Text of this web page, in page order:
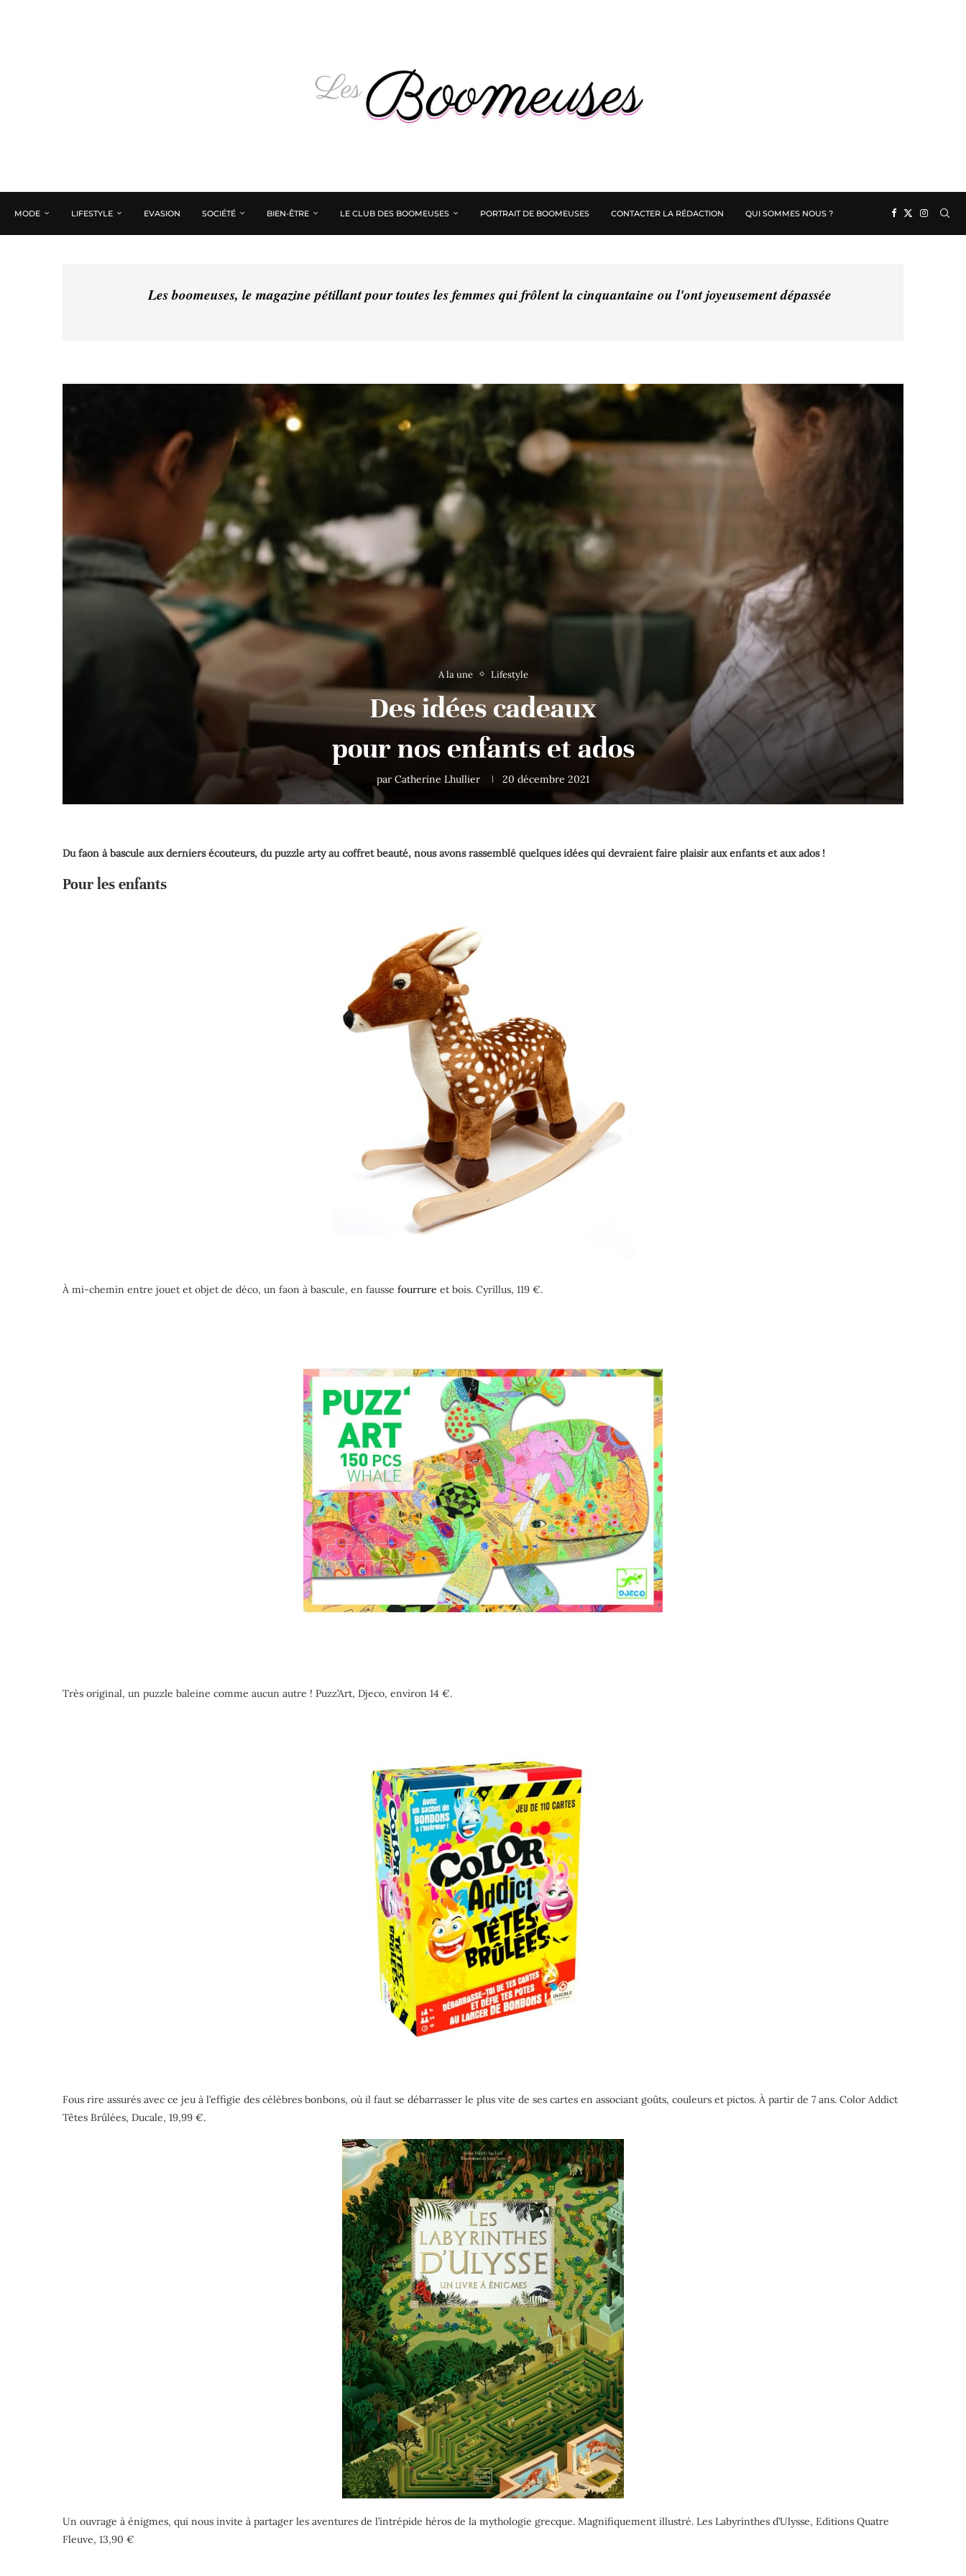
MODE LIFESTYLE EVASION SOCIÉTÉ BIEN-ÊTRE LE CLUB DES BOOMEUSES PORTRAIT DE BOOMEUSES CONTACTER LA RÉDACTION QUI SOMMES NOUS ?
Les boomeuses, le magazine pétillant pour toutes les femmes qui frôlent la cinquantaine ou l'ont joyeusement dépassée
A la une Lifestyle
Des idées cadeaux
pour nos enfants et ados
par Catherine Lhullier 20 décembre 2021
Du faon à bascule aux derniers écouteurs, du puzzle arty au coffret beauté, nous avons rassemblé quelques idées qui devraient faire plaisir aux enfants et aux ados !
Pour les enfants
À mi-chemin entre jouet et objet de déco, un faon à bascule, en fausse fourrure et bois. Cyrillus, 119 €.
Très original, un puzzle baleine comme aucun autre ! Puzz’Art, Djeco, environ 14 €.
Fous rire assurés avec ce jeu à l’effigie des célèbres bonbons, où il faut se débarrasser le plus vite de ses cartes en associant goûts, couleurs et pictos. À partir de 7 ans. Color Addict
Têtes Brûlées, Ducale, 19,99 €.
Un ouvrage à énigmes, qui nous invite à partager les aventures de l’intrépide héros de la mythologie grecque. Magnifiquement illustré. Les Labyrinthes d’Ulysse, Editions Quatre
Fleuve, 13,90 €